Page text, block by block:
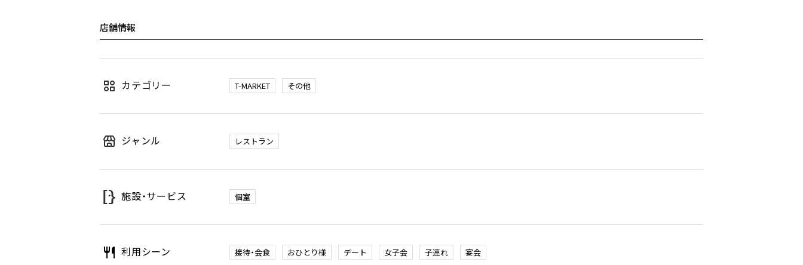
店舗情報
カテゴリー T-MARKET その他
ジャンル レストラン
施設・サービス 個室
利用シーン 接待・会食 おひとり様 デート 女子会 子連れ 宴会